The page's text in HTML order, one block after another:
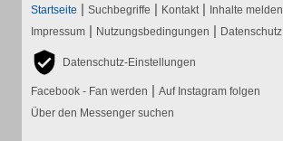
Startseite | Suchbegriffe | Kontakt | Inhalte melden
Impressum | Nutzungsbedingungen | Datenschutz
Datenschutz-Einstellungen
Facebook - Fan werden | Auf Instagram folgen
Über den Messenger suchen